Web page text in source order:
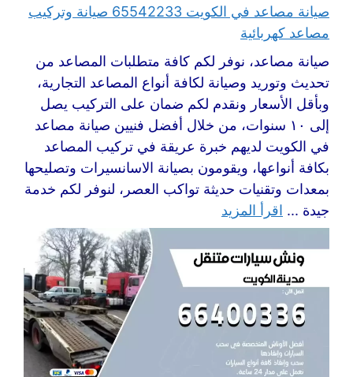
صيانة مصاعد في الكويت 65542233 صيانة وتركيب
مصاعد كهربائية
صيانة مصاعد، نوفر لكم كافة متطلبات المصاعد من
تحديث وتوريد وصيانة لكافة أنواع المصاعد التجارية،
وبأقل الأسعار ونقدم لكم ضمان على التركيب يصل
إلى ١٠ سنوات، من خلال أفضل فنيين صيانة مصاعد
في الكويت لديهم خبرة عريقة في تركيب المصاعد
بكافة أنواعها، ويقومون بصيانة الاسانسيرات وتصليحها
بمعدات وتقنيات حديثة تواكب العصر، لنوفر لكم خدمة
جيدة ... اقرأ المزيد